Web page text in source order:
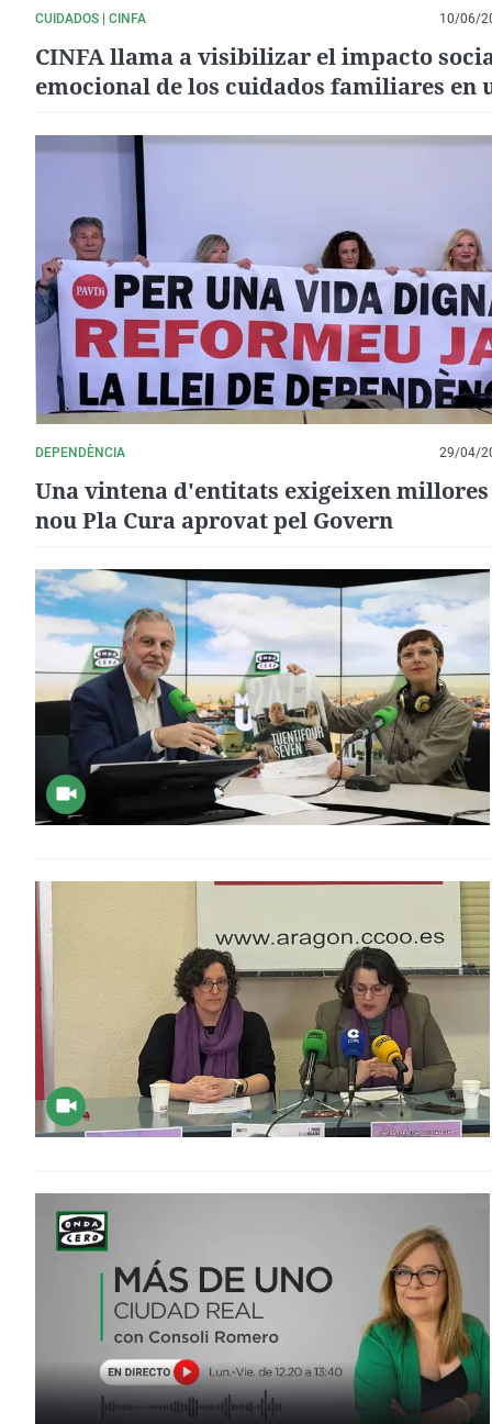
CUIDADOS | CINFA 10/06/
CINFA llama a visibilizar el impacto
emocional de los cuidados familiares en
DEPENDÈNCIA 29/04/
Una vintena d'entitats exigeixen
nou Pla Cura aprovat pel Govern